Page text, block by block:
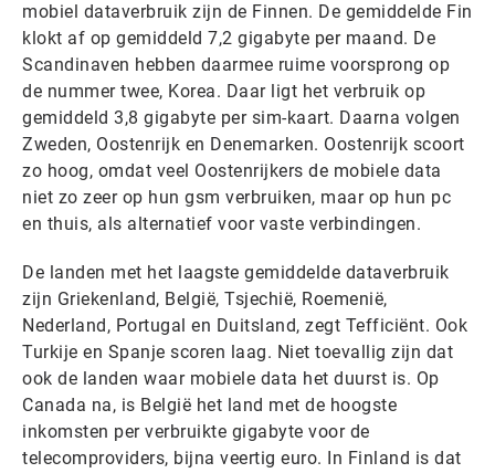
mobiel dataverbruik zijn de Finnen. De gemiddelde Fin
klokt af op gemiddeld 7,2 gigabyte per maand. De
Scandinaven hebben daarmee ruime voorsprong op
de nummer twee, Korea. Daar ligt het verbruik op
gemiddeld 3,8 gigabyte per sim-kaart. Daarna volgen
Zweden, Oostenrijk en Denemarken. Oostenrijk scoort
zo hoog, omdat veel Oostenrijkers de mobiele data
niet zo zeer op hun gsm verbruiken, maar op hun pc
en thuis, als alternatief voor vaste verbindingen.
De landen met het laagste gemiddelde dataverbruik
zijn Griekenland, België, Tsjechië, Roemenië,
Nederland, Portugal en Duitsland, zegt Tefficiënt. Ook
Turkije en Spanje scoren laag. Niet toevallig zijn dat
ook de landen waar mobiele data het duurst is. Op
Canada na, is België het land met de hoogste
inkomsten per verbruikte gigabyte voor de
telecomproviders, bijna veertig euro. In Finland is dat